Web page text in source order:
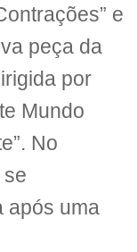
e
peça da
por
Mundo
No
após uma